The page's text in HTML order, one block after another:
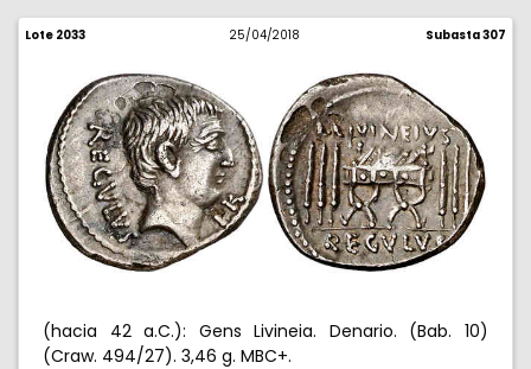
Lote 2033 25/04/2018 Subasta 307
(hacia 42 a.C.): Gens Livineia. Denario. (Bab. 10)
(Craw. 494/27). 3,46 g. MBC+.